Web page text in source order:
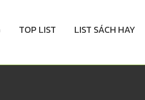
TOP LIST LIST SÁCH HAY